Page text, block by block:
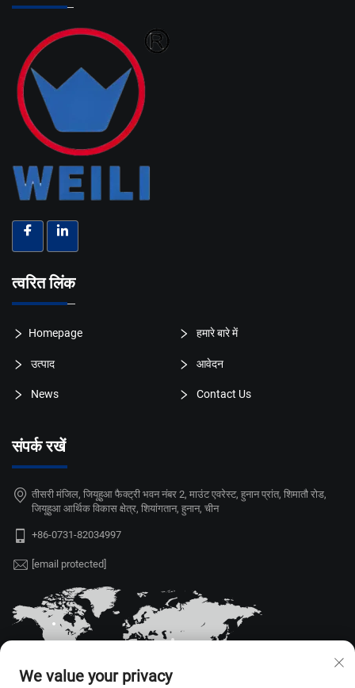
त्वरित लिंक
Homepage हमारे बारे में
उत्पाद आवेदन
News Contact Us
संपर्क रखें
तीसरी मंजिल, जियूहुआ फैक्ट्री भवन नंबर 2, माउंट एवरेस्ट, हुनान प्रांत, शिमातौ रोड,
जियूहुआ आर्थिक विकास क्षेत्र, शियांगतान, हुनान, चीन
+86-0731-82034997
[email protected]
We value your privacy